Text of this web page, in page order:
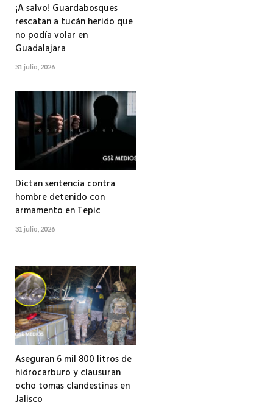
¡A salvo! Guardabosques
rescatan a tucán herido que
no podía volar en
Guadalajara
31 julio, 2026
Dictan sentencia contra
hombre detenido con
armamento en Tepic
31 julio, 2026
Aseguran 6 mil 800 litros de
hidrocarburo y clausuran
ocho tomas clandestinas en
Jalisco